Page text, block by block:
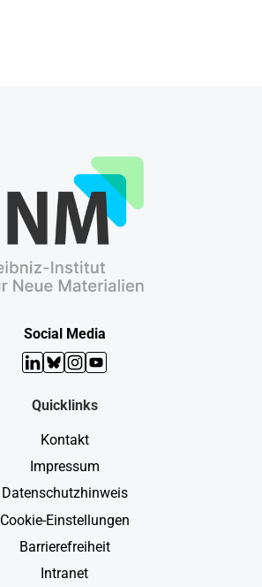
Social Media
LinkedIn
Bluesky
Instagram
YouTube
Quicklinks
Kontakt
Impressum
Datenschutzhinweis
Cookie-Einstellungen
Barrierefreiheit
Intranet